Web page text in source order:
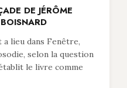
DE JÉRÔME
lieu dans Fenêtre,
selon la question
le livre comme